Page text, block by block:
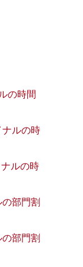
の時間
ナルの時
ナルの時
の部門割
の部門割